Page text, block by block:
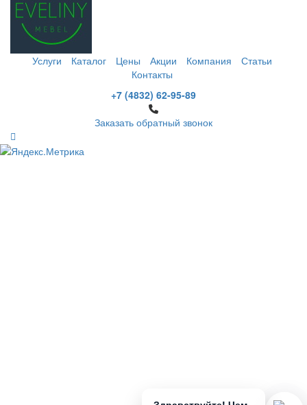
Услуги Каталог Цены Акции Компания
Статьи
Контакты
+7 (4832) 62-95-89
Заказать обратный звонок